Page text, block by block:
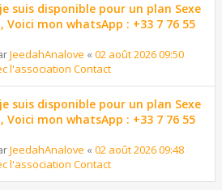
suis disponible pour un plan Sexe
mon whatsApp : +33 7 76 55
JeedahAnalove « 02 août 2026 09:50
l'association Contact
suis disponible pour un plan Sexe
mon whatsApp : +33 7 76 55
JeedahAnalove « 02 août 2026 09:48
l'association Contact